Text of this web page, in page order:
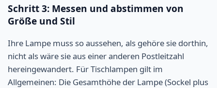
Schritt 3: Messen und abstimmen von
Größe und Stil
Ihre Lampe muss so aussehen, als gehöre sie dorthin,
nicht als wäre sie aus einer anderen Postleitzahl
hereingewandert. Für Tischlampen gilt im
Allgemeinen: Die Gesamthöhe der Lampe (Sockel plus